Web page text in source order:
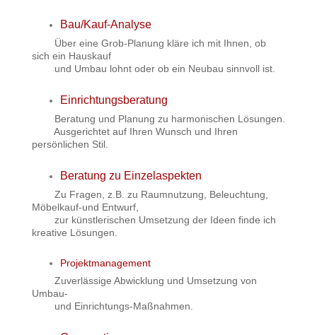
Bau/Kauf-Analyse
Über eine Grob-Planung kläre ich mit Ihnen, ob
sich ein Hauskauf
und Umbau lohnt oder ob ein Neubau sinnvoll ist.
Einrichtungsberatung
Beratung und Planung zu harmonischen Lösungen.
Ausgerichtet auf Ihren Wunsch und Ihren
persönlichen Stil.
Beratung zu Einzelaspekten
Zu Fragen, z.B. zu Raumnutzung, Beleuchtung,
Möbelkauf-und Entwurf,
zur künstlerischen Umsetzung der Ideen finde ich
kreative Lösungen.
Projektmanagement
Zuverlässige Abwicklung und Umsetzung von
Umbau-
und Einrichtungs-Maßnahmen.